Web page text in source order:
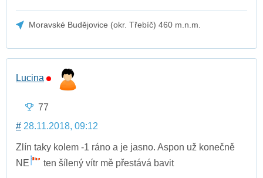
Moravské Budějovice (okr. Třebíč) 460 m.n.m.
Lucina
77
# 28.11.2018, 09:12
Zlín taky kolem -1 ráno a je jasno. Aspon už konečně
NE
ten šílený vítr mě přestává bavit